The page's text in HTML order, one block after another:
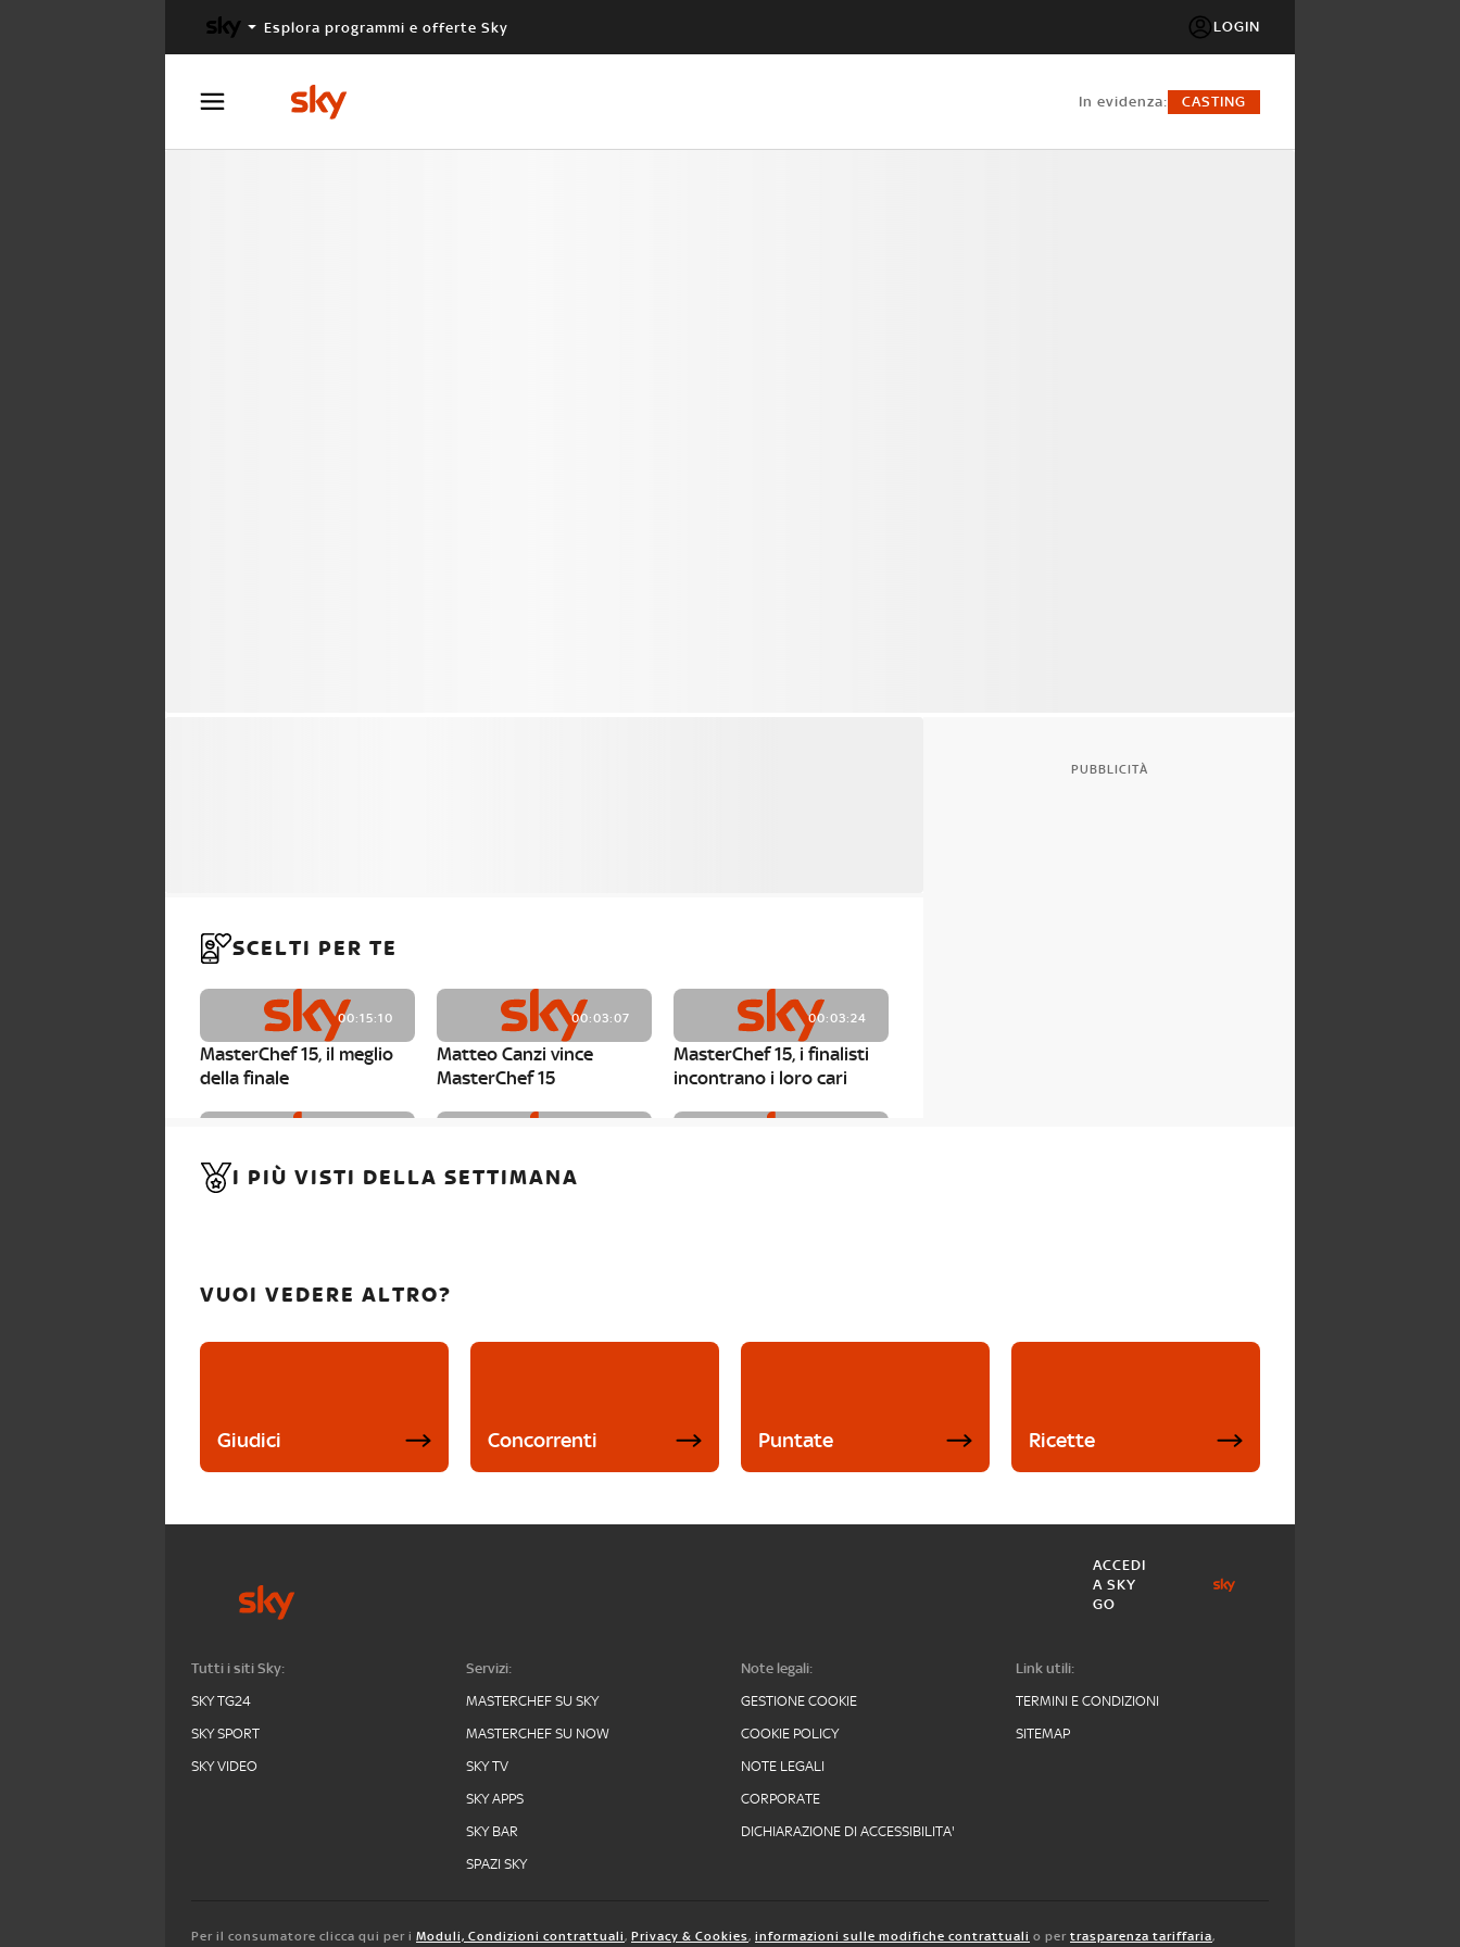
Esplora programmi e offerte Sky LOGIN
in evidenza: CASTING
SCELTI PER TE
00:15:10
MasterChef 15, il meglio
della finale
00:03:07
Matteo Canzi vince
MasterChef 15
00:03:24
MasterChef 15, i finalisti
incontrano i loro cari
MasterChef 15, Carlotta è
MasterChef 15, Matteo
PUBBLICITÀ
I PIÙ VISTI DELLA SETTIMANA
VUOI VEDERE ALTRO?
Giudici Concorrenti Puntate Ricette
ACCEDI
A SKY
GO
Tutti i siti Sky:
SKY TG24
SKY SPORT
SKY VIDEO
Servizi:
MASTERCHEF SU SKY
MASTERCHEF SU NOW
SKY TV
SKY APPS
SKY BAR
SPAZI SKY
Note legali:
GESTIONE COOKIE
COOKIE POLICY
NOTE LEGALI
CORPORATE
DICHIARAZIONE DI ACCESSIBILITA'
Link utili:
TERMINI E CONDIZIONI
SITEMAP
Per il consumatore clicca qui per i Moduli, Condizioni contrattuali, Privacy & Cookies, informazioni sulle modifiche contrattuali o per trasparenza tariffaria,